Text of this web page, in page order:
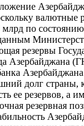
валютные
по
резервы
Азербайджана
долг страны,
ее резервов, а
резервная